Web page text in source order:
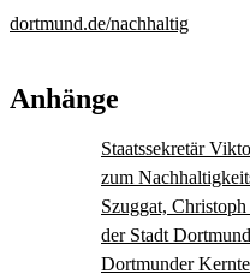
dortmund.de/nachhaltig
Anhänge
Staatssekretär
zum
Szuggat,
der Stadt
Dortmunder